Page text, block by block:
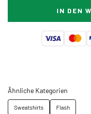
IN DEN
Ähnliche Kategorien
Sweatshirts Flash